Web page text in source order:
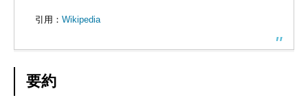
第二新卒採用エントリー
リファラル採用エントリー
引用： Wikipedia
要約